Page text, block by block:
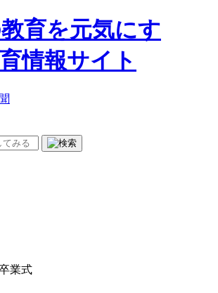
育を元気にす
情報サイト
業式